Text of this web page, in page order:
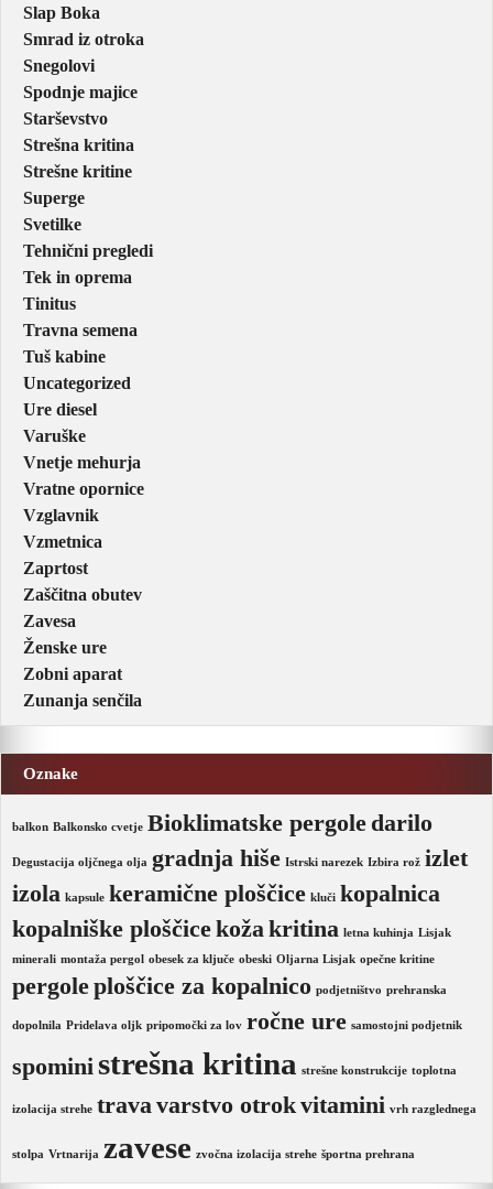
Slap Boka
Smrad iz otroka
Snegolovi
Spodnje majice
Starševstvo
Strešna kritina
Strešne kritine
Superge
Svetilke
Tehnični pregledi
Tek in oprema
Tinitus
Travna semena
Tuš kabine
Uncategorized
Ure diesel
Varuške
Vnetje mehurja
Vratne opornice
Vzglavnik
Vzmetnica
Zaprtost
Zaščitna obutev
Zavesa
Ženske ure
Zobni aparat
Zunanja senčila
Oznake
balkon Balkonsko cvetje Bioklimatske pergole darilo
Degustacija oljčnega olja gradnja hiše Istrski narezek Izbira rož izlet
izola kapsule keramične ploščice kluči kopalnica
kopalniške ploščicekožakritina letna kuhinja Lisjak
minerali montaža pergol obesek za ključe obeski Oljarna Lisjak opečne kritine
pergoleploščice za kopalnico podjetništvo prehranska
dopolnila Pridelava oljk pripomočki za lov ročne ure samostojni podjetnik
spomini strešna kritina strešne konstrukcije toplotna
izolacija strehe travavarstvo otrokvitamini vrh razglednega
stolpa Vrtnarija zavese zvočna izolacija strehe športna prehrana